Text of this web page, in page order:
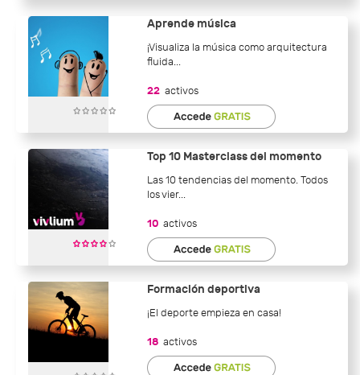
Aprende música
¡Visualiza la música como arquitectura
fluida...
22 activos
Top 10 Masterclass del momento
Las 10 tendencias del momento. Todos
los vier...
10 activos
Formación deportiva
¡El deporte empieza en casa!
18 activos